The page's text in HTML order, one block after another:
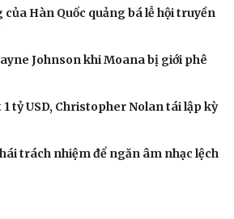
Nghệ sĩ
Hàn Quốc quảng bá lễ hội truyền
Johnson khi Moana bị giới phê
1 tỷ USD, Christopher Nolan tái lập kỳ
trách nhiệm để ngăn âm nhạc lệch